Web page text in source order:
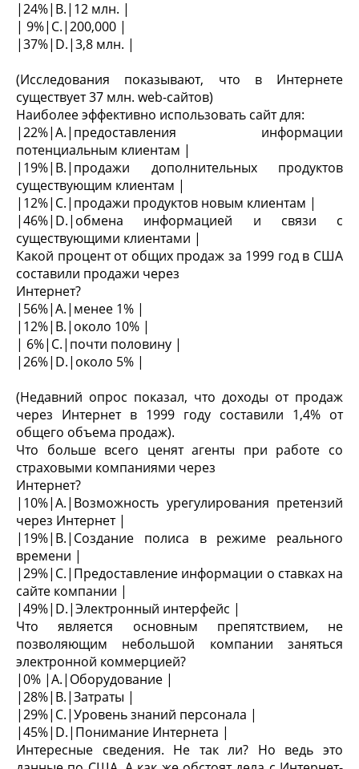
|24%|B.|12 млн. |
| 9%|C.|200,000 |
|37%|D.|3,8 млн. |
(Исследования показывают, что в Интернете
существует 37 млн. web-сайтов)
Наиболее эффективно использовать сайт для:
|22%|A.|предоставления информации
потенциальным клиентам |
|19%|B.|продажи дополнительных продуктов
существующим клиентам |
|12%|C.|продажи продуктов новым клиентам |
|46%|D.|обмена информацией и связи с
существующими клиентами |
Какой процент от общих продаж за 1999 год в США
составили продажи через
Интернет?
|56%|A.|менее 1% |
|12%|B.|около 10% |
| 6%|C.|почти половину |
|26%|D.|около 5% |
(Недавний опрос показал, что доходы от продаж
через Интернет в 1999 году составили 1,4% от
общего объема продаж).
Что больше всего ценят агенты при работе со
страховыми компаниями через
Интернет?
|10%|A.|Возможность урегулирования претензий
через Интернет |
|19%|B.|Создание полиса в режиме реального
времени |
|29%|C.|Предоставление информации о ставках на
сайте компании |
|49%|D.|Электронный интерфейс |
Что является основным препятствием, не
позволяющим небольшой компании заняться
электронной коммерцией?
|0% |A.|Оборудование |
|28%|B.|Затраты |
|29%|C.|Уровень знаний персонала |
|45%|D.|Понимание Интернета |
Интересные сведения. Не так ли? Но ведь это